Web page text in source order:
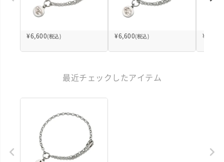
¥6,600 (税込) ¥6,600 (税込) ¥
最近チェックしたアイテム